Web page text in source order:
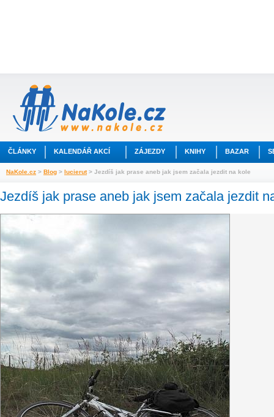
ČLÁNKY KALENDÁŘ AKCÍ ZÁJEZDY KNIHY BAZAR
NaKole.cz > Blog > lucierut> Jezdíš jak prase aneb jak jsem začala jezdit na kole
Jezdíš jak prase aneb jak jsem začala jezdit